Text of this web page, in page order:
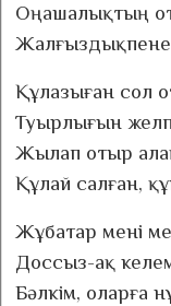
Оңашалықтың
Құлазыған сол
Туырлығын
Жылап отыр
Құлай салған,
Жұбатар мені
Доссыз-ақ
Бәлкім, оларға